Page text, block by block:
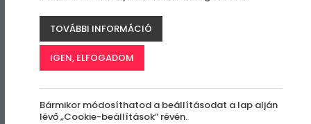
TOVÁBBI INFORMÁCIÓ
IGEN, ELFOGADOM
Bármikor módosíthatod a beállításodat a lap alján
lévő „Cookie-beállítások” révén.